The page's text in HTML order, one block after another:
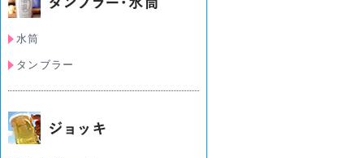
水筒
タンブラー